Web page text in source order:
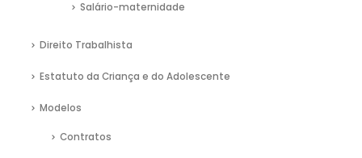
Salário-maternidade
Direito Trabalhista
Estatuto da Criança e do Adolescente
Modelos
Contratos